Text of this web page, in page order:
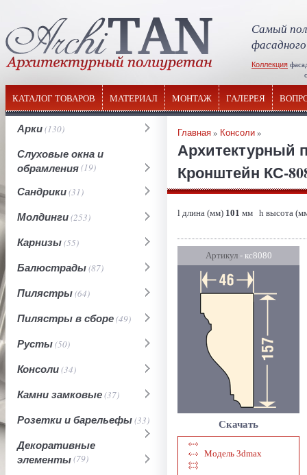
Самый
Коллекция
КАТАЛОГ ТОВАРОВ МАТЕРИАЛ МОНТАЖ ГАЛЕРЕЯ
Арки(130)
Слуховые окна и
обрамления(19)
Сандрики(31)
Молдинги(253)
Карнизы(55)
Балюстрады(87)
Пилястры(64)
Пилястры в сборе(49)
Русты(50)
Консоли(34)
Камни замковые(37)
Розетки и барельефы(33)
Декоративные
элементы(79)
Главная» Консоли»
Архитектурный
Кронштейн КС-
l длина (мм) 101 мм h высота
Артикул- кс8080
Скачать
Модель 3dmax